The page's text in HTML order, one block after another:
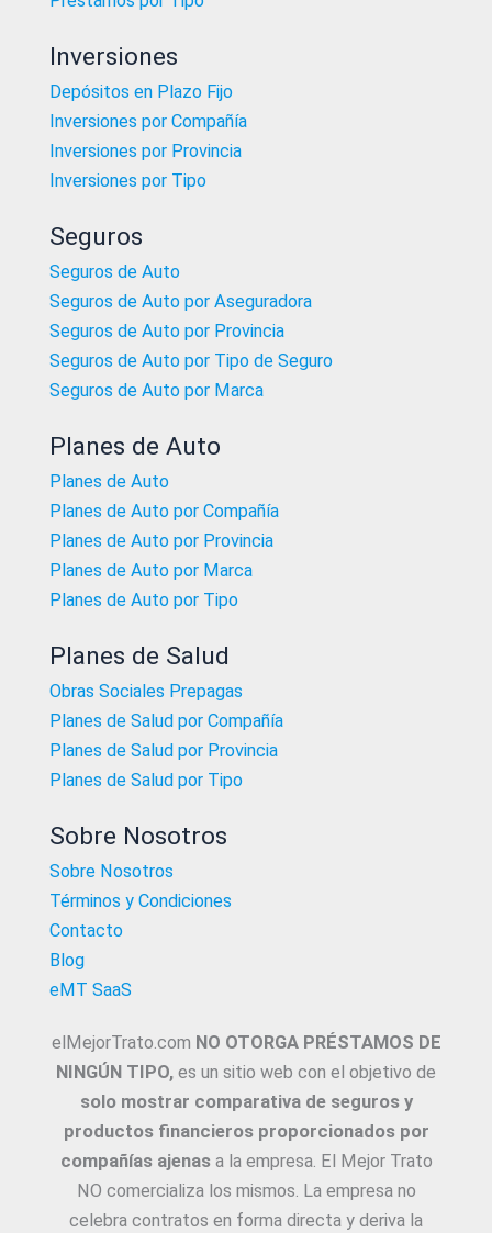
Inversiones
Depósitos en Plazo Fijo
Inversiones por Compañía
Inversiones por Provincia
Inversiones por Tipo
Seguros
Seguros de Auto
Seguros de Auto por Aseguradora
Seguros de Auto por Provincia
Seguros de Auto por Tipo de Seguro
Seguros de Auto por Marca
Planes de Auto
Planes de Auto
Planes de Auto por Compañía
Planes de Auto por Provincia
Planes de Auto por Marca
Planes de Auto por Tipo
Planes de Salud
Obras Sociales Prepagas
Planes de Salud por Compañía
Planes de Salud por Provincia
Planes de Salud por Tipo
Sobre Nosotros
Sobre Nosotros
Términos y Condiciones
Contacto
Blog
eMT SaaS
elMejorTrato.com NO OTORGA PRÉSTAMOS DE
NINGÚN TIPO, es un sitio web con el objetivo de
solo mostrar comparativa de seguros y
productos financieros proporcionados por
compañías ajenasa la empresa. El Mejor Trato
NO comercializa los mismos. La empresa no
celebra contratos en forma directa y deriva la